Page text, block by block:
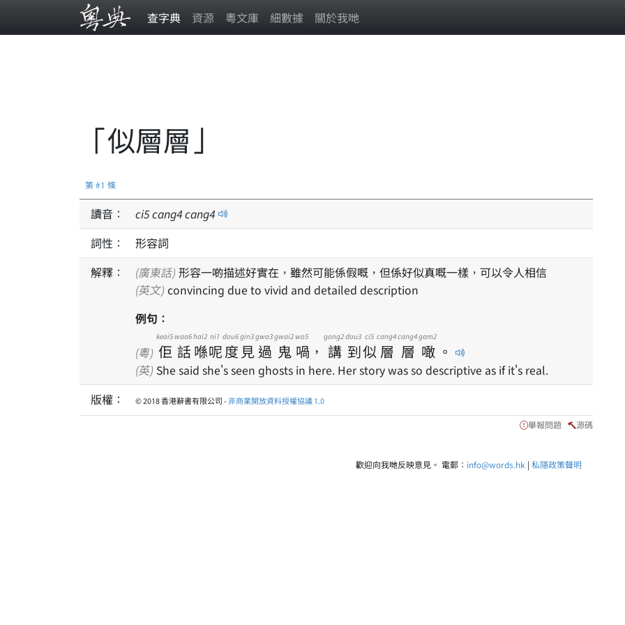
查字典 資源 粵文庫 細數據 關於我哋
「似層層」
第 #1 條
讀音： ci5cang4cang4
詞性：
形容詞
解釋：
(廣東話) 形容一啲描述好實在，雖然可能係假嘅，但係好似真嘅一樣，可以令人相信
(英文) convincing due to vivid and detailed description
例句：
(粵) 佢
keoi5
話
waa6
喺
hai2
呢
ni1
度
dou6
見
gin3
過
gwo3
鬼
gwai2
喎
wo5
， 講
gong2
到
dou3
似
ci5
層
cang4
層
cang4
噉
gam2
。
(英) She said she's seen ghosts in here. Her story was so descriptive as if it's real.
版權：
© 2018 香港辭書有限公司 -非商業開放資料授權協議 1.0
舉報問題 源碼
歡迎向我哋反映意見。 電郵： info@words.hk | 私隱政策聲明